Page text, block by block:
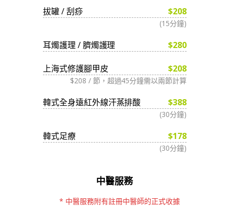
拔罐 / 刮痧 $208
(15分鐘)
耳燭護理 / 臍燭護理 $280
上海式修護腳甲皮 $208
$208 / 節，超過45分鐘需以兩節計算
韓式全身遠紅外線汗蒸排酸 $388
(30分鐘)
韓式足療 $178
(30分鐘)
中醫服務
* 中醫服務附有註冊中醫師的正式收據